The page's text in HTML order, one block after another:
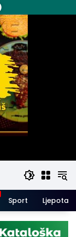
Sport Ljepota i